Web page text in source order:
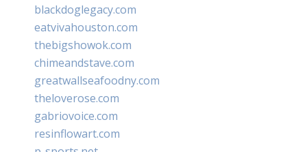
blackdoglegacy.com
eatvivahouston.com
thebigshowok.com
chimeandstave.com
greatwallseafoodny.com
theloverose.com
gabriovoice.com
resinflowart.com